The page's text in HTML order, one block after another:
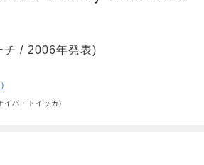
チ / 2006年発表)
バ・トイッカ)